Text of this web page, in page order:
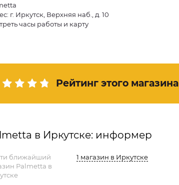
г. Иркутск, Верхняя наб., д. 10
часы работы и карту
Рейтинг этого магазина
в Иркутске: информер
ближайший
Palmetta в
1 магазин в Иркутске